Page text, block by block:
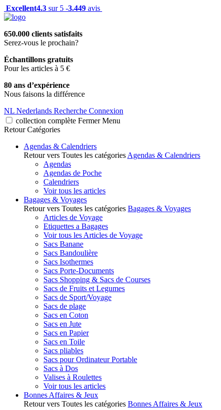
Excellent4.3 sur 5 -3.449 avis
650.000 clients satisfaits
Serez-vous le prochain?
Échantillons gratuits
Pour les articles à 5 €
80 ans d’expérience
Nous faisons la différence
NL Nederlands Recherche Connexion
collection complète Fermer Menu
Retour Catégories
Agendas & Calendriers
Retour vers Toutes les catégories Agendas & Calendriers
Agendas
Agendas de Poche
Calendriers
Voir tous les articles
Bagages & Voyages
Retour vers Toutes les catégories Bagages & Voyages
Articles de Voyage
Etiquettes a Bagages
Voir tous les Articles de Voyage
Sacs Banane
Sacs Bandoulière
Sacs Isothermes
Sacs Porte-Documents
Sacs Shopping & Sacs de Courses
Sacs de Fruits et Legumes
Sacs de Sport/Voyage
Sacs de plage
Sacs en Coton
Sacs en Jute
Sacs en Papier
Sacs en Toile
Sacs pliables
Sacs pour Ordinateur Portable
Sacs à Dos
Valises à Roulettes
Voir tous les articles
Bonnes Affaires & Jeux
Retour vers Toutes les catégories Bonnes Affaires & Jeux